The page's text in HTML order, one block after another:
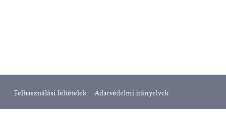
Felhasználási feltételek Adatvédelmi irányelvek